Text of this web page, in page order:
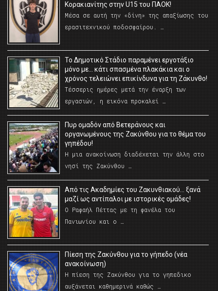
Κορακιανίτης στην U15 του ΠΑΟΚ!
Μέσα σε αυτή την «δίνη» της απαξίωσης του
ερασιτεχνικού ποδοσφαίρου. …
Το Δημοτικό Στάδιο παραμένει εργοτάξιο
μόνο με… κάτι σπασμένα πλακάκια και ο
χρόνος τελειώνει επικίνδυνα για τη Ζάκυνθο!
Τέσσερις ημέρες μετά την έναρξη των
εργασιών, η εικόνα προκαλεί …
Πυρ ομαδόν από Βετεράνους και
οργανωμένους της Ζακύνθου για το θέμα του
γηπέδου!
Η μια ανακοίνωση διαδέχεται την άλλη στο
νησί της Ζακύνθου …
Από τις Ακαδημίες του Ζακυνθιακού… ξανά
μαζί ως αντίπαλοι με ιστορικές ομάδες!
Ο Ραφαήλ Πέττας με τη φανέλα του
Πανιωνίου και ο …
Πίεση της Ζακύνθου για το γήπεδο (νέα
ανακοίνωση)
Η πίεση της Ζακύνθου για το γηπεδικο
αυξάνεται καθημερινά καθώς …